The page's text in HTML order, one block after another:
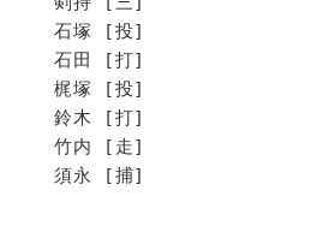
石塚 [投]
石田 [打]
梶塚 [投]
鈴木 [打]
竹内 [走]
須永 [捕]